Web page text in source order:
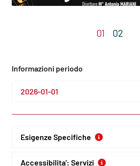
Informazioni periodo
2026-01-01
Esigenze Specifiche
Accessibilita': Servizi